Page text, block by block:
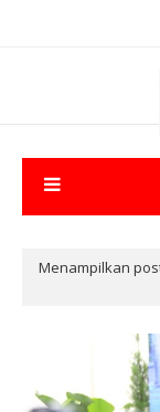
Menampilkan